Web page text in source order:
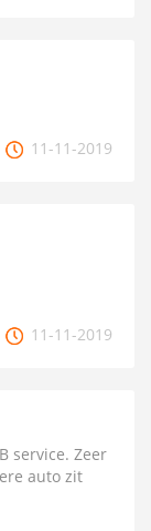
11-11-2019
11-11-2019
service. Zeer
auto zit